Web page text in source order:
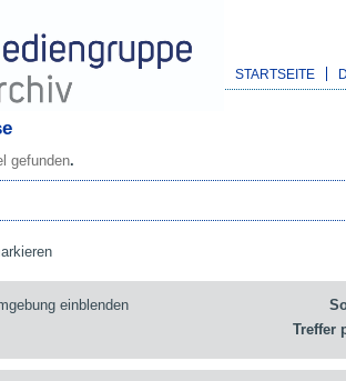
STARTSEITE
gefunden.
einblenden
Treffer